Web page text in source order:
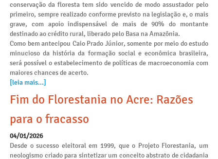
conservação da floresta tem sido vencido de modo assustador pelo
primeiro, sempre realizado conforme previsto na legislação e, o mais
grave, com apoio indispensável de mais de 90% do montante
destinado ao crédito rural, liberado pelo Basa na Amazônia.
Como bem antecipou Caio Prado Júnior, somente por meio do estudo
minucioso da história da formação social e econômica brasileira,
será possível o estabelecimento de políticas de macroeconomia com
maiores chances de acerto.
[leia mais...]
Fim do Florestania no Acre: Razões
para o fracasso
04/01/2026
Desde o sucesso eleitoral em 1999, que o Projeto Florestania, um
neologismo criado para sintetizar um conceito abstrato de cidadania